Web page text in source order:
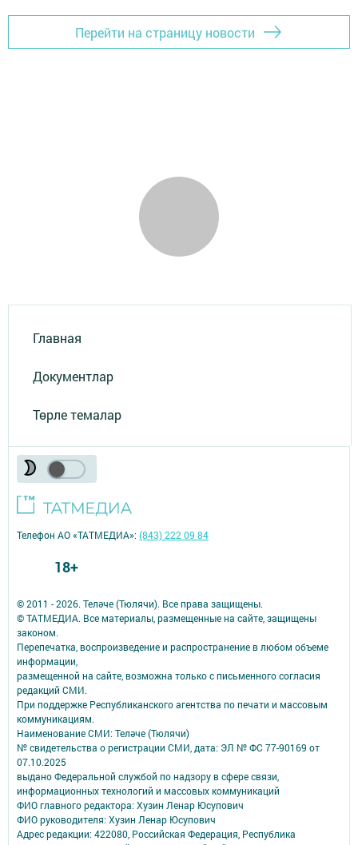
Перейти на страницу новости
Главная
Документлар
Төрле темалар
© 2011 - 2026. Теләче (Тюлячи). Все права защищены.
© ТАТМЕДИА. Все материалы, размещенные на сайте, защищены
законом.
Перепечатка, воспроизведение и распространение в любом объеме
информации,
размещенной на сайте, возможна только с письменного согласия
редакций СМИ.
При поддержке Республиканского агентства по печати и массовым
коммуникациям.
Наименование СМИ: Теләче (Тюлячи)
№ свидетельства о регистрации СМИ, дата: ЭЛ № ФС 77-90169 от
07.10.2025
выдано Федеральной службой по надзору в сфере связи,
информационных технологий и массовых коммуникаций
ФИО главного редактора: Хузин Ленар Юсупович
ФИО руководителя: Хузин Ленар Юсупович
Адрес редакции: 422080, Российская Федерация, Республика
Телефон АО «ТАТМЕДИА»:(843) 222 09 84
18+